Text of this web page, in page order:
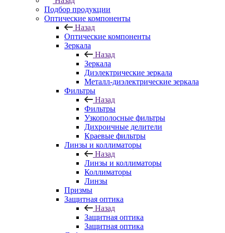
Подбор продукции
Оптические компоненты
Назад
Оптические компоненты
Зеркала
Назад
Зеркала
Диэлектрические зеркала
Металл-диэлектрические зеркала
Фильтры
Назад
Фильтры
Узкополосные фильтры
Дихроичные делители
Краевые фильтры
Линзы и коллиматоры
Назад
Линзы и коллиматоры
Коллиматоры
Линзы
Призмы
Защитная оптика
Назад
Защитная оптика
Защитная оптика